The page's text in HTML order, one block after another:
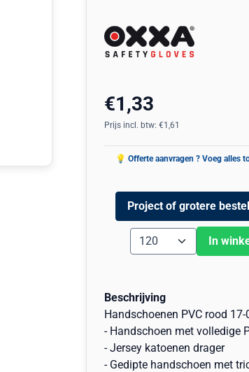
€1,33
Prijs incl. btw: €1,61
Project of grotere
Aantal In
Beschrijving
Handschoenen PVC rood 17-
- Handschoen met volledige
- Jersey katoenen drager
- Gedipte handschoen met